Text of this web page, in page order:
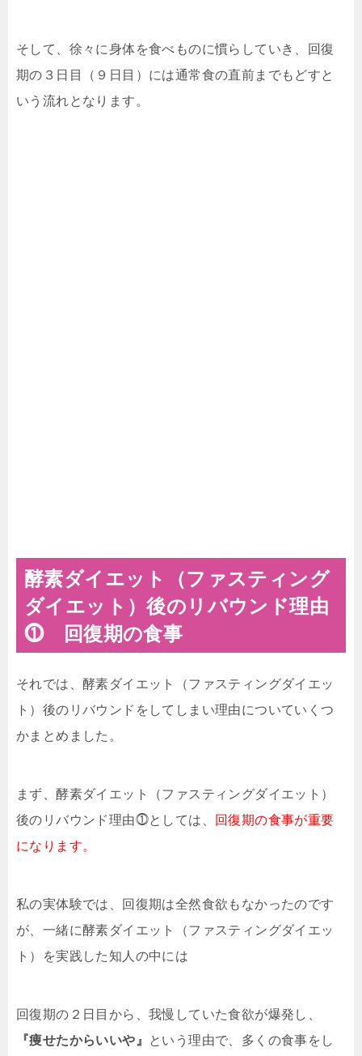
そして、徐々に身体を食べものに慣らしていき、回復
期の３日目（９日目）には通常食の直前までもどすと
いう流れとなります。
酵素ダイエット（ファスティング
ダイエット）後のリバウンド理由
⓵ 回復期の食事
それでは、酵素ダイエット（ファスティングダイエッ
ト）後のリバウンドをしてしまい理由についていくつ
かまとめました。
まず、酵素ダイエット（ファスティングダイエット）
後のリバウンド理由⓵としては、
回復期の食事が重要
になります。
私の実体験では、回復期は全然食欲もなかったのです
が、一緒に酵素ダイエット（ファスティングダイエッ
ト）を実践した知人の中には
回復期の２日目から、我慢していた食欲が爆発し、
『痩せたからいいや』
という理由で、多くの食事をし